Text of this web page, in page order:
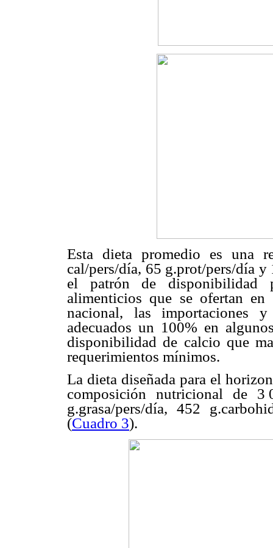
Esta dieta promedio es una
cal/pers/día, 65 g.prot/pers/día y
el patrón de disponibilidad
alimenticios que se ofertan
nacional, las importaciones
adecuados un 100% en
disponibilidad de calcio que
requerimientos mínimos.
La dieta diseñada para el
composición nutricional de 3
g.grasa/pers/día, 452
(Cuadro 3).